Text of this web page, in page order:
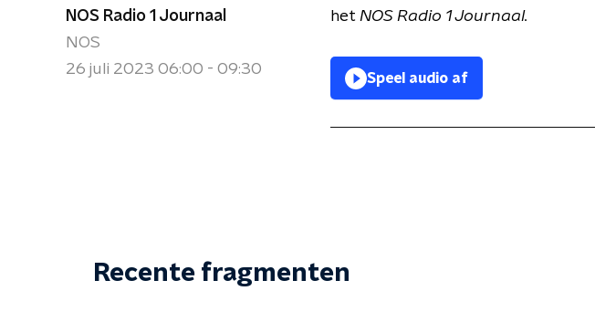
NOS Radio 1 Journaal
NOS
26 juli 2023 06:00 - 09:30
het NOS Radio 1 Journaal.
Speel audio af
Recente fragmenten